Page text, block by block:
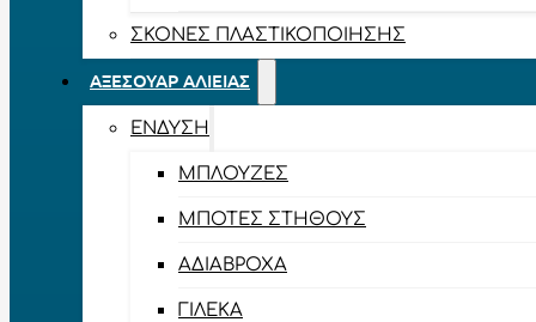
ΣΚΌΝΕΣ ΠΛΑΣΤΙΚΟΠΟΊΗΣΗΣ
ΑΞΕΣΟΥΆΡ ΑΛΙΕΊΑΣ
ΈΝΔΥΣΗ
ΜΠΛΟΎΖΕΣ
ΜΠΌΤΕΣ ΣΤΉΘΟΥΣ
ΑΔΙΆΒΡΟΧΑ
ΓΙΛΈΚΑ